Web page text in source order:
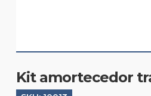
Kit amortecedor